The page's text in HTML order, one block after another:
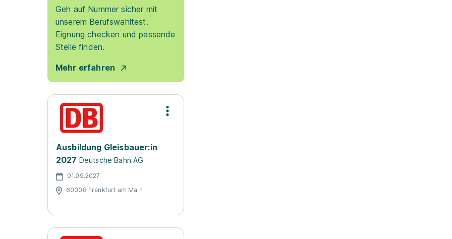
Geh auf Nummer sicher mit
unserem Berufswahltest.
Eignung checken und passende
Stelle finden.
Mehr erfahren
Ausbildung Gleisbauer:in
2027 Deutsche Bahn AG
01.09.2027
60308 Frankfurt am Main